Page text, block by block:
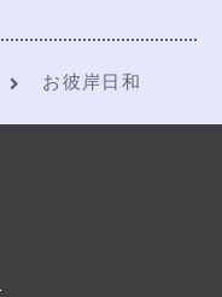
お彼岸日和